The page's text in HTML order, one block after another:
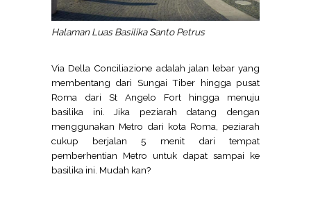
Halaman Luas Basilika Santo Petrus
Via Della Conciliazione adalah jalan lebar yang
membentang dari Sungai Tiber hingga pusat
Roma dari St Angelo Fort hingga menuju
basilika ini. Jika peziarah datang dengan
menggunakan Metro dari kota Roma, peziarah
cukup berjalan 5 menit dari tempat
pemberhentian Metro untuk dapat sampai ke
basilika ini. Mudah kan?